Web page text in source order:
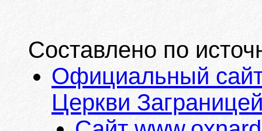
Составлено по
Официальный
Церкви